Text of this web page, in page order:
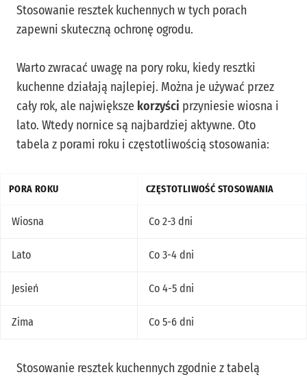
Stosowanie resztek kuchennych w tych porach
zapewni skuteczną ochronę ogrodu.
Warto zwracać uwagę na pory roku, kiedy resztki
kuchenne działają najlepiej. Można je używać przez
cały rok, ale największe korzyści przyniesie wiosna i
lato. Wtedy nornice są najbardziej aktywne. Oto
tabela z porami roku i częstotliwością stosowania:
PORA ROKU CZĘSTOTLIWOŚĆ STOSOWANIA
Wiosna Co 2-3 dni
Lato Co 3-4 dni
Jesień Co 4-5 dni
Zima Co 5-6 dni
Stosowanie resztek kuchennych zgodnie z tabelą